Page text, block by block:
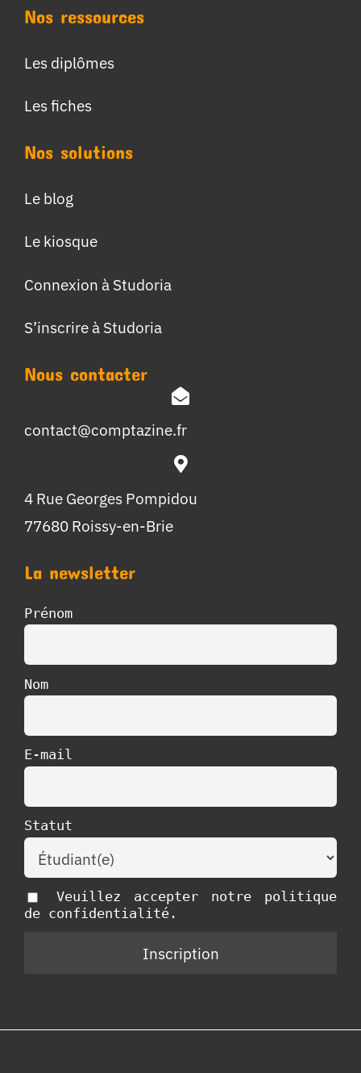
Nos ressources
Les diplômes
Les fiches
Nos solutions
Le blog
Le kiosque
Connexion à Studoria
S’inscrire à Studoria
Nous contacter
contact@comptazine.fr
4 Rue Georges Pompidou
77680 Roissy-en-Brie
La newsletter
Prénom
Nom
E-mail
Statut
Veuillez accepter notre politique
de confidentialité.